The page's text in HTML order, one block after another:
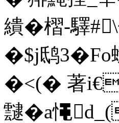
繢� 槢-驛#\
�$j鸱3�Fo
�<(� 著i€
靆�a憴